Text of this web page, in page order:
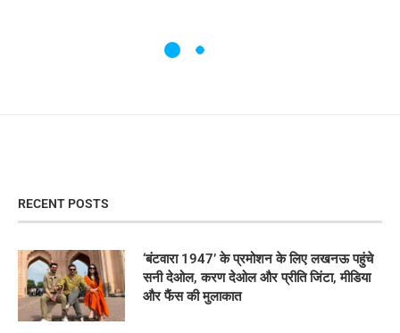
RECENT POSTS
‘बंटवारा 1947’ के प्रमोशन के लिए लखनऊ पहुंचे
सनी देओल, करण देओल और प्रीति जिंटा, मीडिया
और फैंस की मुलाकात